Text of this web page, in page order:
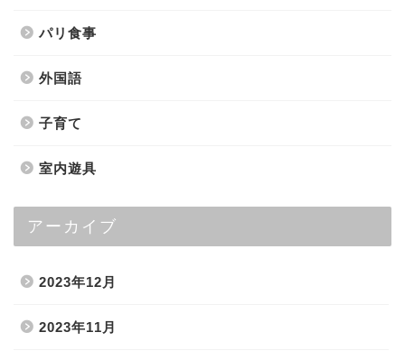
パリ食事
外国語
子育て
室内遊具
アーカイブ
2023年12月
2023年11月